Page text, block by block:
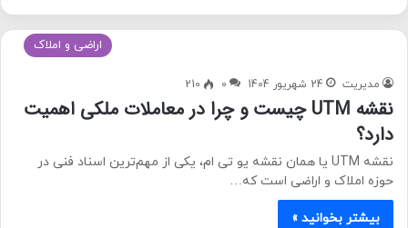
اراضی و املاک
مدیریت 24 شهریور 1404 0
210
نقشه UTM چیست و چرا در معاملات ملکی اهمیت
دارد؟
نقشه UTM یا همان نقشه یو تی ام، یکی از مهم‌ترین اسناد فنی در
حوزه املاک و اراضی است که…
بیشتر بخوانید »